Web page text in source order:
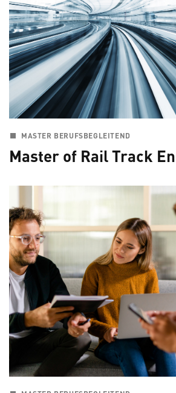
MASTER BERUFSBEGLEITEND
Master of Rail Track